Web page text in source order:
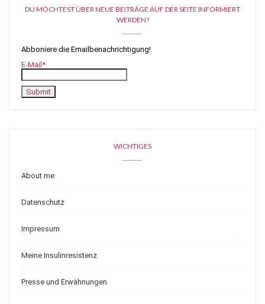
DU MÖCHTEST ÜBER NEUE BEITRÄGE AUF DER SEITE INFORMIERT
WERDEN?
Abboniere die Emailbenachrichtigung!
E-Mail*
WICHTIGES
About me
Datenschutz
Impressum
Meine Insulinresistenz
Presse und Erwähnungen